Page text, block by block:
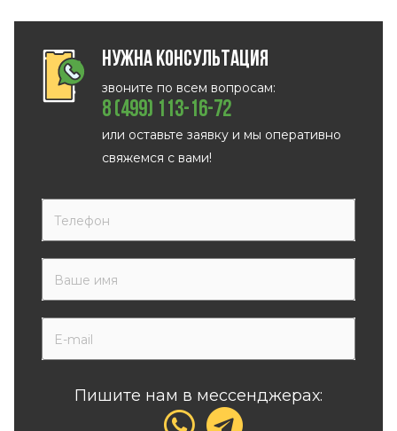
Нужна консультация
звоните по всем вопросам:
8 (499) 113-16-72
или оставьте заявку и мы оперативно
свяжемся с вами!
Пишите нам в мессенджерах: